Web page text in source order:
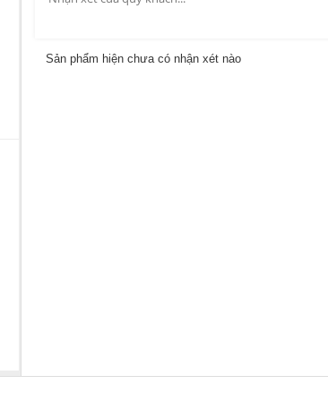
Sản phẩm hiện chưa có nhận xét nào